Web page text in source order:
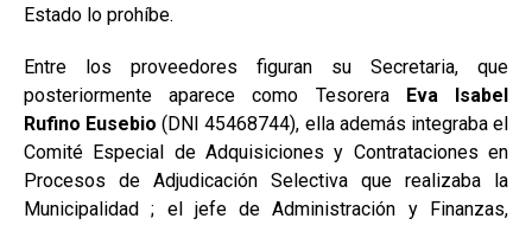
Estado lo prohíbe.
Entre los proveedores figuran su Secretaria, que
posteriormente aparece como Tesorera
Eva Isabel
Rufino Eusebio(DNI 45468744), ella además integraba el
Comité Especial de Adquisiciones y Contrataciones en
Procesos de Adjudicación Selectiva que realizaba la
Municipalidad ; el jefe de Administración y Finanzas,